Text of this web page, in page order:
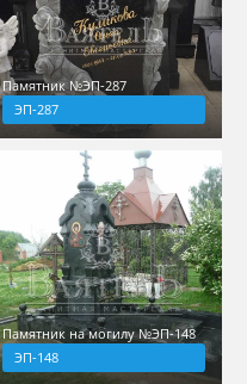
Памятник №ЭП-287
ЭП-287
Памятник на могилу №ЭП-148
ЭП-148